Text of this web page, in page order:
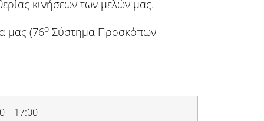
κινήσεων των μελών μας.
μας (76ο Σύστημα Προσκόπων
– 17:00